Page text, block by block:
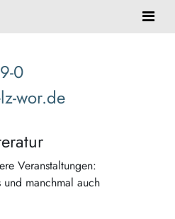
0
wor.de
Veranstaltungen:
manchmal auch